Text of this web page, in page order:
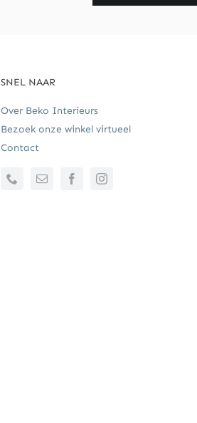
SNEL NAAR
Over Beko Interieurs
Bezoek onze winkel virtueel
Contact